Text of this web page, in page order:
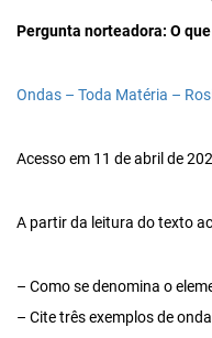
Pergunta norteadora: O
Ondas – Toda Matéria –
Acesso em 11 de abril de
A partir da leitura do texto
– Como se denomina o
– Cite três exemplos de